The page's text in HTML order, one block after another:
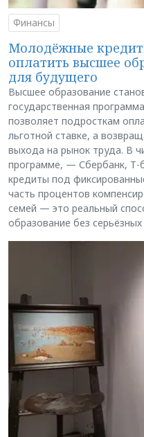
Финансы
Молодёжные
оплатить высшее
для будущего
Высшее образование
государственная
позволяет подросткам
льготной ставке, а
выхода на рынок труда. В
программе, — Сбербанк,
кредиты под
часть процентов
семей — это реальный
образование без